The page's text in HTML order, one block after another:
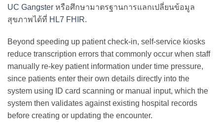
UC Gangster หรือศึกษามาตรฐานการแลกเปลี่ยนข้อมูล
สุขภาพได้ที่ HL7 FHIR.
Beyond speeding up patient check-in, self-service kiosks
reduce transcription errors that commonly occur when staff
manually re-key patient information under time pressure,
since patients enter their own details directly into the
system using ID card scanning or manual input, which the
system then validates against existing hospital records
before creating or updating the encounter.